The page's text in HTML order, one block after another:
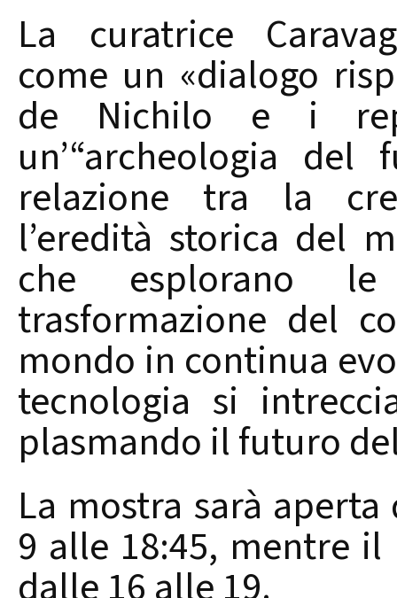
La curatrice
come un «dialogo
de Nichilo e i
un’“archeologia
relazione tra la
l’eredità storica del
che esplorano
trasformazione del
mondo in continua
tecnologia si
plasmando il futuro
La mostra sarà
9 alle 18:45, mentre